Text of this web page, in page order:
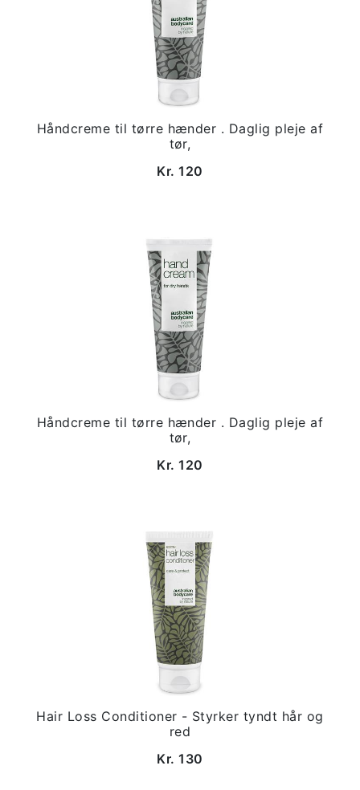
Håndcreme til tørre hænder . Daglig pleje af
tør,
Kr. 120
Håndcreme til tørre hænder . Daglig pleje af
tør,
Kr. 120
Hair Loss Conditioner - Styrker tyndt hår og
red
Kr. 130